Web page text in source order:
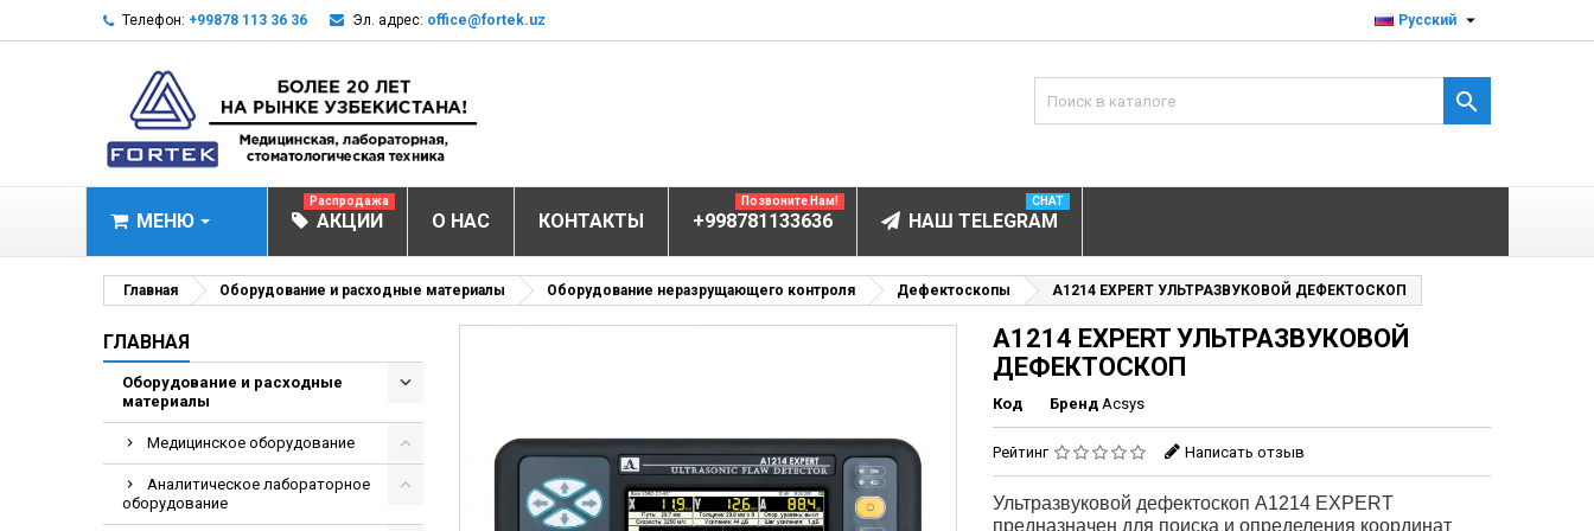
Телефон: +99878 113 36 36 Эл. адрес: office@fortek.uz Русский 

МЕНЮ
МЕДИЦИНСКОЕ ОБОРУДОВАНИЕ
Анализаторы мочи
Биохимические анализаторы
Видеокольпоскопы
АКЦИИ
Распродажа
О НАС КОНТАКТЫ +998781133636
Позвоните Нам!
НАШ TELEGRAM
CHAT
Главная Оборудование и расходные материалы Оборудование неразрущающего контроля Дефектоскопы А1214 EXPERT УЛЬТРАЗВУКОВОЙ ДЕФЕКТОСКОП
ГЛАВНАЯ
Оборудование и расходные
материалы
Медицинское оборудование
Аналитическое лабораторное
оборудование
А1214 EXPERT УЛЬТРАЗВУКОВОЙ
ДЕФЕКТОСКОП
Код Бренд Acsys
Рейтинг Написать отзыв
Ультразвуковой дефектоскоп А1214 EXPERT
предназначен для поиска и определения координат